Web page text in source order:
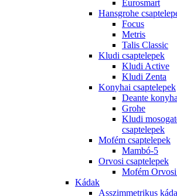
Eurosmart
Hansgrohe
Focus
Metris
Talis Classic
Kludi csaptelepek
Kludi Active
Kludi Zenta
Konyhai csaptelepek
Deante
Grohe
Kludi
csaptelepek
Mofém csaptelepek
Mambó-5
Orvosi csaptelepek
Mofém Orvosi
Kádak
Asszimmetrikus